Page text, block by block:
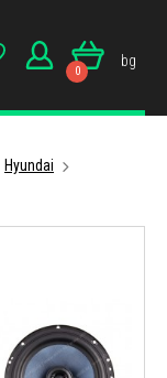
0
bg
Hyundai